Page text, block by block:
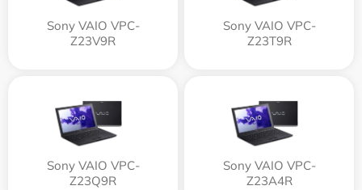
Sony VAIO VPC-
Z23V9R
Sony VAIO VPC-
Z23T9R
Sony VAIO VPC-
Z23Q9R
Sony VAIO VPC-
Z23A4R